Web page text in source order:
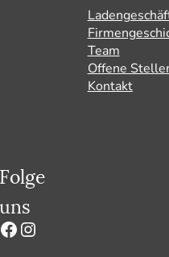
Folge
uns
Facebook
Instagram
Team
Offene
Kontakt